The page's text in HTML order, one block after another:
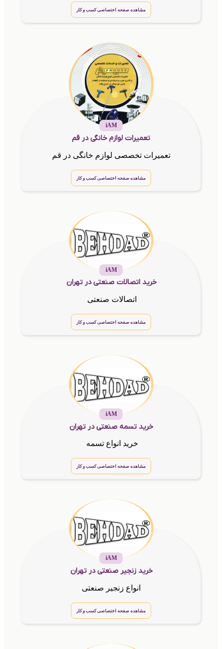
مشاهده صفحه اختصاصی کسب و کار
iAM
تعمیرات لوازم خانگی در قم
تعمیرات تخصصی لوازم خانگی در قم
مشاهده صفحه اختصاصی کسب و کار
iAM
خرید اتصالات صنعتی در تهران
اتصالات صنعتی
مشاهده صفحه اختصاصی کسب و کار
iAM
خرید تسمه صنعتی ‌در تهران
خرید انواع تسمه
مشاهده صفحه اختصاصی کسب و کار
iAM
خرید زنجیر صنعتی در تهران
انواع زنجیر صنعتی
مشاهده صفحه اختصاصی کسب و کار